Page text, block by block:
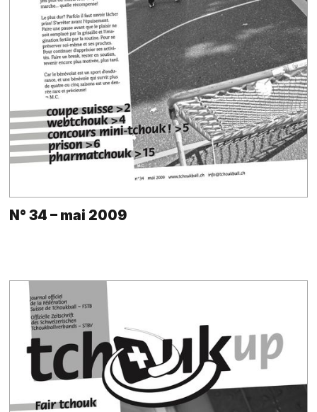
N° 34 – mai 2009